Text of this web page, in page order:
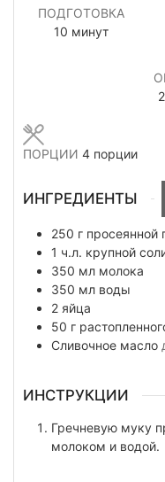
ПОДГОТОВКА
10 минуты
минут
2
ПОРЦИИ 4 порции
ИНГРЕДИЕНТЫ
250 г просеянной
1 ч.л. крупной
350 мл молока
350 мл воды
2 яйца
50 г
Сливочное масло
ИНСТРУКЦИИ
Гречневую муку
молоком и водой.